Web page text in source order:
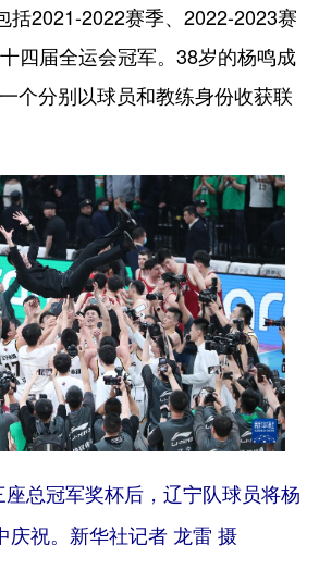
括2021-2022赛季、2022-2023赛
四届全运会冠军。38岁的杨鸣成
个分别以球员和教练身份收获联
座总冠军奖杯后 ，辽宁队球员将杨
祝。 新华社记者 龙雷 摄